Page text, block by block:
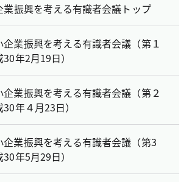
業振興を考える有識者会議トップ
企業振興を考える有識者会議（第１
年2月19日）
企業振興を考える有識者会議（第２
年４月23日）
企業振興を考える有識者会議（第3
年5月29日）